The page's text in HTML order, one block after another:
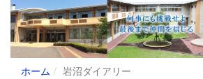
ホーム
岩沼ダイアリー